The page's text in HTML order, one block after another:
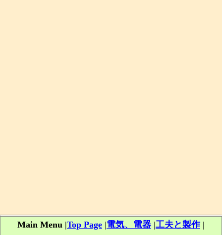
Main Menu |Top Page |電気、電器 |工夫と製作|